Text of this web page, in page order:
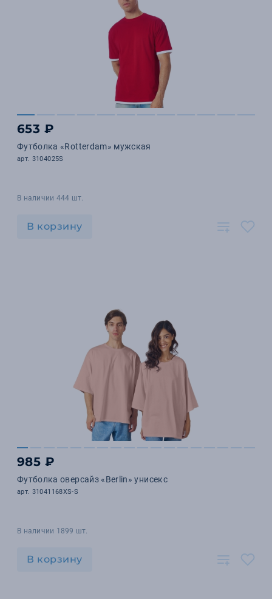
653 ₽
Футболка «Rotterdam» мужская
арт. 3104025S
В наличии 444 шт.
В корзину
985 ₽
Футболка оверсайз «Berlin» унисекс
арт. 31041168XS-S
В наличии 1899 шт.
В корзину